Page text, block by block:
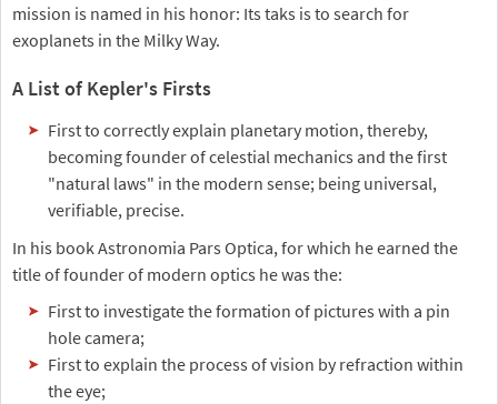
mission is named in his honor: Its taks is to search for
exoplanets in the Milky Way.
A List of Kepler's Firsts
First to correctly explain planetary motion, thereby,
becoming founder of celestial mechanics and the first
"natural laws" in the modern sense; being universal,
verifiable, precise.
In his book Astronomia Pars Optica, for which he earned the
title of founder of modern optics he was the:
First to investigate the formation of pictures with a pin
hole camera;
First to explain the process of vision by refraction within
the eye;